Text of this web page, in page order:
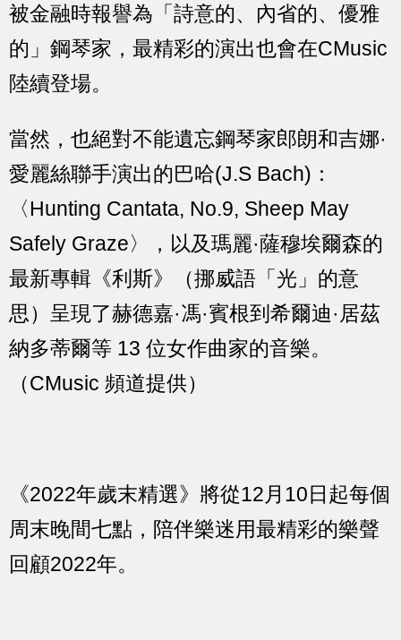
被金融時報譽為「詩意的、內省的、優雅
的」鋼琴家，最精彩的演出也會在CMusic
陸續登場。
當然，也絕對不能遺忘鋼琴家郎朗和吉娜·
愛麗絲聯手演出的巴哈(J.S Bach)：
〈Hunting Cantata, No.9, Sheep May
Safely Graze〉，以及瑪麗·薩穆埃爾森的
最新專輯《利斯》（挪威語「光」的意
思）呈現了赫德嘉·馮·賓根到希爾迪·居茲
納多蒂爾等 13 位女作曲家的音樂。
（CMusic 頻道提供）
《2022年歲末精選》將從12月10日起每個
周末晚間七點，陪伴樂迷用最精彩的樂聲
回顧2022年。